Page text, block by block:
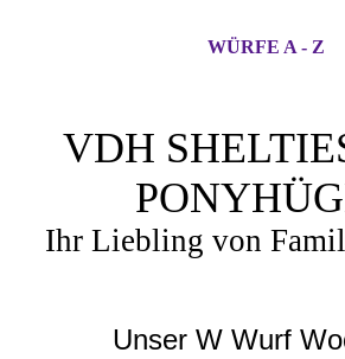
WÜRFE A - Z
VDH
Ihr Liebling von
Unser W Wurf